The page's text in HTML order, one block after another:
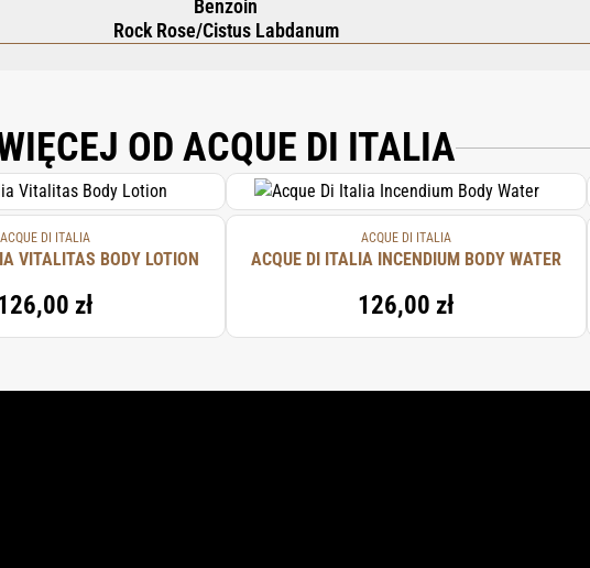
Benzoin
Rock Rose/Cistus Labdanum
OD ACQUE DI ITALIA
ACQUE DI ITALIA
VITALITAS BODY LOTION
zł
ACQUE DI ITALIA
ACQUE DI ITALIA INCENDIUM BODY WATER
126,00 zł